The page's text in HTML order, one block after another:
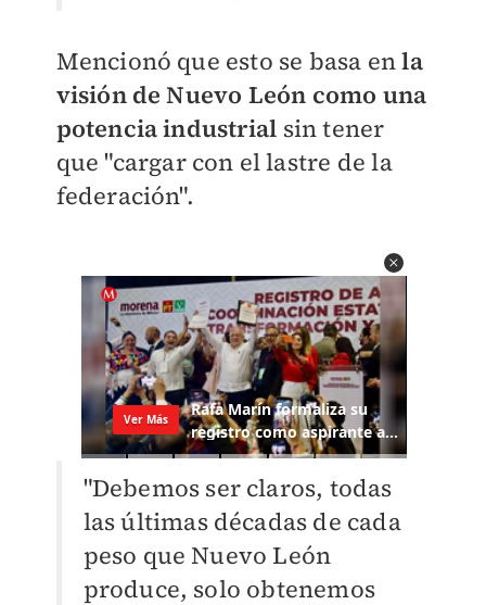
Mencionó que esto se basa enla
visión de Nuevo León como una
potencia industrial sin tener
que "cargar con el lastre de la
federación".
"Debemos ser claros, todas
las últimas décadas de cada
peso que Nuevo León
produce, solo obtenemos